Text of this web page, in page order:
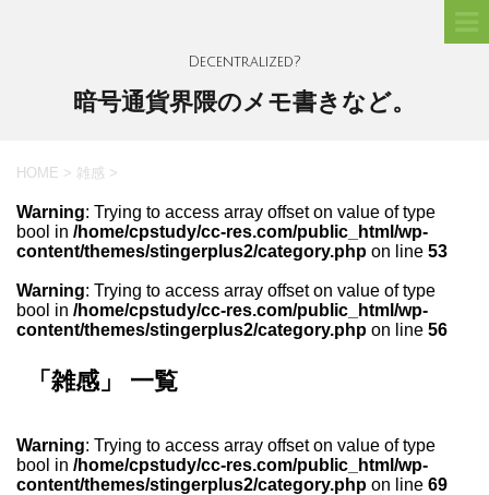
Decentralized?
暗号通貨界隈のメモ書きなど。
HOME > 雑感 >
Warning: Trying to access array offset on value of type
bool in /home/cpstudy/cc-res.com/public_html/wp-
content/themes/stingerplus2/category.php on line 53
Warning: Trying to access array offset on value of type
bool in /home/cpstudy/cc-res.com/public_html/wp-
content/themes/stingerplus2/category.php on line 56
「雑感」 一覧
Warning: Trying to access array offset on value of type
bool in /home/cpstudy/cc-res.com/public_html/wp-
content/themes/stingerplus2/category.php on line 69